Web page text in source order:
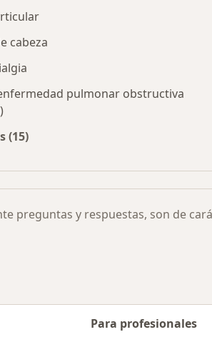
cabeza
pulmonar obstructiva
(15)
preguntas y respuestas, son de
Para profesionales